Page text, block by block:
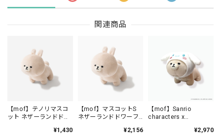
関連商品
【mof】テノリマスコ
ット ネザーランドドワ
¥1,430
【mof】マスコットS
ネザーランドドワーフ
¥2,156
【mof】Sanrio
characters x
しテノリマスコット¥2,970